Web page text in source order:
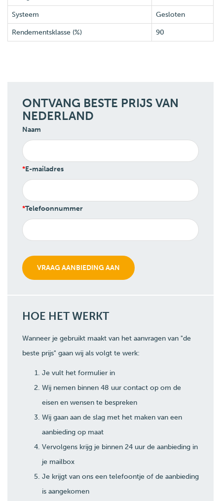
Systeem Gesloten
Rendementsklasse (%) 90
ONTVANG BESTE PRIJS VAN
NEDERLAND
Naam
E-mailadres
Telefoonnummer
HOE HET WERKT
Wanneer je gebruikt maakt van het aanvragen van "de
beste prijs" gaan wij als volgt te werk:
Je vult het formulier in
Wij nemen binnen 48 uur contact op om de
eisen en wensen te bespreken
Wij gaan aan de slag met het maken van een
aanbieding op maat
Vervolgens krijg je binnen 24 uur de aanbieding in
je mailbox
Je krijgt van ons een telefoontje of de aanbieding
is aangekomen